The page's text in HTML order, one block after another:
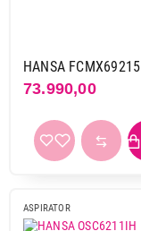
HANSA FCMX69215
73.990,00
ASPIRATOR